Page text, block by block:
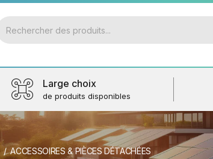
Large choix
de produits disponibles
ACCESSOIRES & PIÈCES DÉTACHÉES